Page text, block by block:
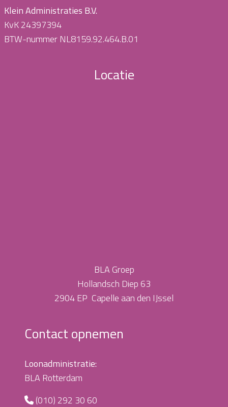
Klein Administraties B.V.
KvK 24397394
BTW-nummer NL8159.92.464.B.01
Locatie
BLA Groep
Hollandsch Diep 63
2904 EP Capelle aan den IJssel
Contact opnemen
Loonadministratie:
BLA Rotterdam
(010) 292 30 60